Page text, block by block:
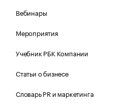
Вебинары
Мероприятия
Учебник РБК Компании
Статьи о бизнесе
Словарь PR и маркетинга